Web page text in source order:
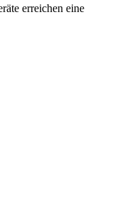
erreichen eine